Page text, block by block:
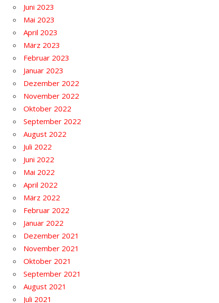
Juni 2023
Mai 2023
April 2023
März 2023
Februar 2023
Januar 2023
Dezember 2022
November 2022
Oktober 2022
September 2022
August 2022
Juli 2022
Juni 2022
Mai 2022
April 2022
März 2022
Februar 2022
Januar 2022
Dezember 2021
November 2021
Oktober 2021
September 2021
August 2021
Juli 2021